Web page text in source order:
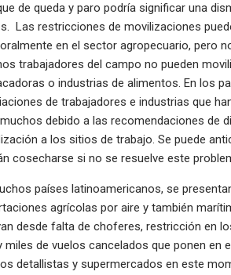
de queda y paro podría significar una
Las restricciones de movilizaciones
en el sector agropecuario, pero
trabajadores del campo no pueden
o industrias de alimentos. En los
de trabajadores e industrias que
muchos debido a las recomendaciones de
a los sitios de trabajo. Se puede
cosecharse si no se resuelve este
países latinoamericanos, se
agrícolas por aire y también
desde falta de choferes, restricción en
miles de vuelos cancelados que ponen
detallistas y supermercados en este